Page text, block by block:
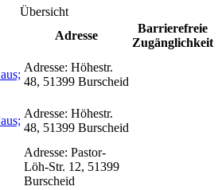
Übersicht
Adresse
Barrierefreie
Zugänglichkeit
Adresse: Höhestr.
48, 51399 Burscheid
Adresse: Höhestr.
48, 51399 Burscheid
Adresse: Pastor-
Löh-Str. 12, 51399
Burscheid